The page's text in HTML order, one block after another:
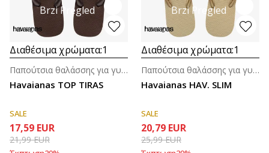
Brzi Pregled
Διαθέσιμα χρώματα:1
Havaianas TOP TIRAS
Παπούτσια θαλάσσης για γυναίκες
SALE
17,59 EUR
21,99EUR
Brzi Pregled
Διαθέσιμα χρώματα:1
Havaianas HAV. SLIM
Παπούτσια θαλάσσης για γυναίκες
SALE
20,79 EUR
25,99EUR